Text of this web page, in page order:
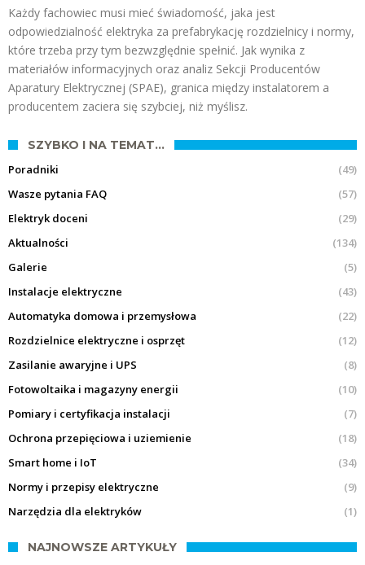
Każdy fachowiec musi mieć świadomość, jaka jest
odpowiedzialność elektryka za prefabrykację rozdzielnicy i normy,
które trzeba przy tym bezwzględnie spełnić. Jak wynika z
materiałów informacyjnych oraz analiz Sekcji Producentów
Aparatury Elektrycznej (SPAE), granica między instalatorem a
producentem zaciera się szybciej, niż myślisz.
SZYBKO I NA TEMAT…
Poradniki
(49)
Wasze pytania FAQ
(57)
Elektryk doceni
(29)
Aktualności
(134)
Galerie
(5)
Instalacje elektryczne
(43)
Automatyka domowa i przemysłowa
(22)
Rozdzielnice elektryczne i osprzęt
(12)
Zasilanie awaryjne i UPS
(8)
Fotowoltaika i magazyny energii
(10)
Pomiary i certyfikacja instalacji
(7)
Ochrona przepięciowa i uziemienie
(18)
Smart home i IoT
(34)
Normy i przepisy elektryczne
(9)
Narzędzia dla elektryków
(1)
NAJNOWSZE ARTYKUŁY